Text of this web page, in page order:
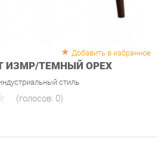
ИЗМР/ТЕМНЫЙ ОРЕХ
стиль
)